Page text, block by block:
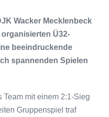
Wacker Mecklenbeck
Ü32-
beeindruckende
spannenden Spielen
Team mit einem 2:1-Sieg
Gruppenspiel traf